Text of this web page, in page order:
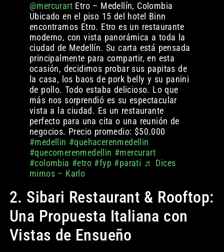
@mercurartEtro – Medellín, Colombia
Ubicado en el piso 15 del hotel Binn
encontramos Etro. Etro es un restaurante
moderno, con vista panorámica a toda la
ciudad de Medellín. Su carta está pensada
principalmente para compartir, en esta
ocasión, decidimos probar sus papitas de
la casa, los baos de pork belly y su panini
de pollo. Todo estaba delicioso. Lo que
más nos sorprendió es su espectacular
vista a la ciudad. Es un restaurante
perfecto para una cita o una reunión de
negocios. Precio promedio: $50.000
#medellin #quehacerenmedellin
#quecomerenmedellin #mercurart
#colombia #etro #fyp #parati ♬ Dices
mimos – Karlo
2. Sibari Restaurant & Rooftop:
Una Propuesta Italiana con
Vistas de Ensueño